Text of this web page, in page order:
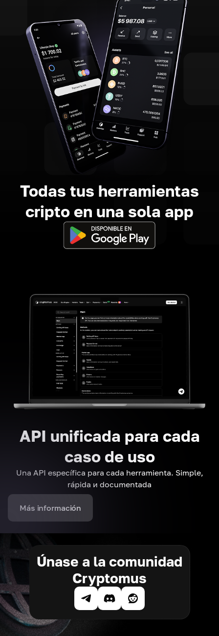
Todas tus herramientas
cripto en una sola app
API unificada para cada
caso de uso
Una API específica para cada herramienta. Simple,
rápida и documentada
Más información
Únase a la comunidad
Cryptomus